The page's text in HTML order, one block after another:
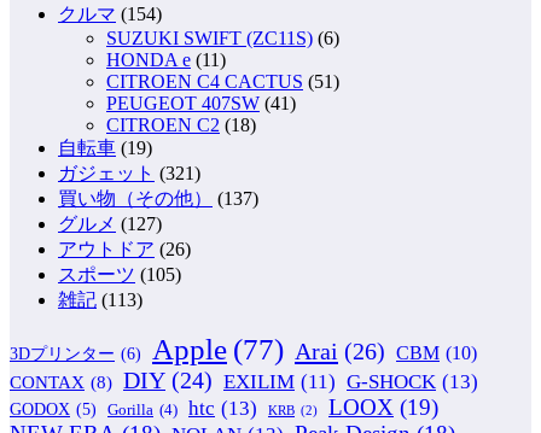
クルマ (154)
SUZUKI SWIFT (ZC11S) (6)
HONDA e (11)
CITROEN C4 CACTUS (51)
PEUGEOT 407SW (41)
CITROEN C2 (18)
自転車 (19)
ガジェット (321)
買い物（その他）
(137)
グルメ (127)
アウトドア (26)
スポーツ (105)
雑記 (113)
3Dプリンター (6) Apple (77) Arai (26) CBM (10)
CONTAX (8) DIY (24) EXILIM (11) G-SHOCK (13)
GODOX (5) Gorilla (4) htc (13) KRB (2) LOOX (19)